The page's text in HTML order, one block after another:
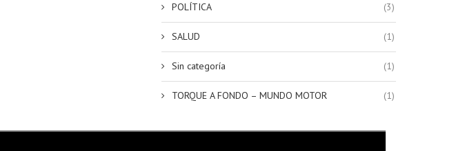
POLÍTICA (3)
SALUD (1)
Sin categoría (1)
TORQUE A FONDO – MUNDO MOTOR (1)